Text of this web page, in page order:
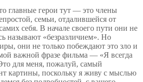
главные герои тут — это члены
семьи, отдалившейся от
себя. В начале своего пути они не
называют «безразличием». Но
они не только побеждают это зло и
важной фразе фильма — «Я всегда
для меня, пожалуй, самый
картины, поскольку я живу с мыслью